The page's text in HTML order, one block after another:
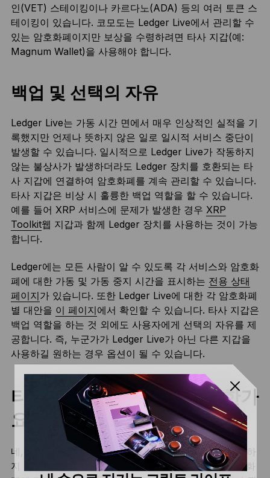
인(VET) 스테이킹이나 카르다노(ADA) 등의 여러 토큰 스
테이킹이 있습니다. 코모도는 Ledger Live에서 관리할 수
있는 암호화폐이지만 보상을 수령하려면 타사 지갑(예:
Magnum Wallet)을 사용해야 합니다.
백업 및 선택의 자유
Ledger Live는 가동 시간 면에서 매우 인상적인 실적을 기
록했지만 언제나 뜻하지 않은 일로 일시적 서비스 중단이
발생할 수 있습니다. 일시적으로 Ledger Live가 작동하지
않는 불상사가 발생하더라도 Ledger 장치를 호환되는 타
사 지갑에 연결하여 암호화폐를 계속 관리할 수 있습니다.
타사 지갑은 비상 시 훌륭한 백업 역할을 할 수 있습니다.
예를 들어 XRP 서비스에 문제가 발생한 경우 XRP
Toolkit웹 지갑과 함께 Ledger 장치를 사용하는 것이 가능
합니다.
Ledger에는 모든 사람이 알 수 있도록 각 서비스와 암호화
폐에 대한 가동 및 가동 중지 시간을 표시하는 전용 상태
페이지가 있습니다. 또한 Ledger Live에 대한 각 암호화폐
별 대안을 이 페이지에서 확인할 수 있습니다. 타사 지갑은
백업 역할을 하는 것 외에도 사용자에게 선택의 자유를 제
공합니다. 즉, 누군가가 Ledger Live가 아닌 다른 지갑을
사용하길 원하는 경우 옵션이 될 수 있습니다.
타사 지갑을 사용해도 안전한가
요?
네, 그렇습니다. 안전하지 않았다면 애초에 사용을 허가하
지 않았겠죠. 그러니 안심하세요. 하드웨어 지갑은 암호화